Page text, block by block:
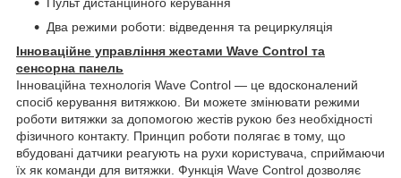
Два режими роботи: відведення та рециркуляція
Інноваційне управління жестами Wave Control та
сенсорна панель
Інноваційна технологія Wave Control — це вдосконалений
спосіб керування витяжкою. Ви можете змінювати режими
роботи витяжки за допомогою жестів рукою без необхідності
фізичного контакту. Принцип роботи полягає в тому, що
вбудовані датчики реагують на рухи користувача, сприймаючи
їх як команди для витяжки. Функція Wave Control дозволяє